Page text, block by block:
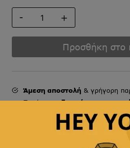
ΚΑΠΕΛΟ
Προσθήκη στο
Άμεση αποστολή& γρήγορη
Παρέχουμεδωρεάν
όλες τις πιστωτικές